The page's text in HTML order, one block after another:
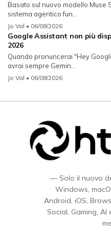
Basato sul nuovo modello Muse
sistema agentico fun...
Jo Val • 06/08/2026
Google Assistant non più
2026
Quando pronuncerai "Hey
avrai sempre Gemin...
Jo Val • 06/08/2026
— Solo il nuovo
Windows,
Android, iOS,
Social, Gaming,